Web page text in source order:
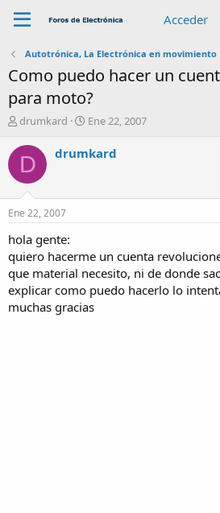
Acceder
Autotrónica, La Electrónica en movimiento
Como puedo hacer un
para moto?
A
t
r
drumkard
F
c
c
i
o
Ene 22, 2007
D drumkard
Ene 22, 2007
hola gente:
quiero hacerme un cuenta
que material necesito, ni de donde
explicar como puedo hacerlo lo
muchas gracias